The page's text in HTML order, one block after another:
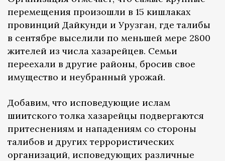
перемещения произошли в 15 кишлаках
провинций Дайкунди и Урузган, где талибы
в сентябре выселили по меньшей мере 2800
жителей из числа хазарейцев. Семьи
переехали в другие районы, бросив свое
имущество и неубранный урожай.
Добавим, что исповедующие ислам
шиитского толка хазарейцы подвергаются
притеснениям и нападениям со стороны
талибов и других террористических
организаций, исповедующих различные